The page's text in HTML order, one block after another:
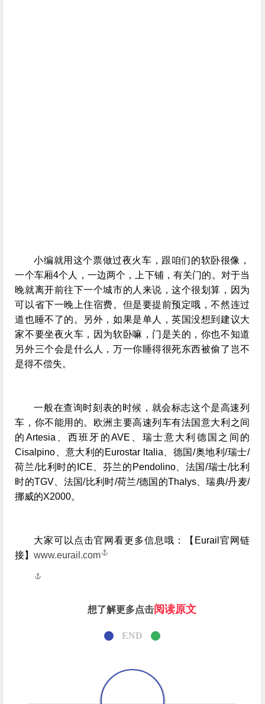
小编就用这个票做过夜火车，跟咱们的软卧很像，
一个车厢4个人，一边两个，上下铺，有关门的。对于当
晚就离开前往下一个城市的人来说，这个很划算，因为
可以省下一晚上住宿费。但是要提前预定哦，不然连过
道也睡不了的。另外，如果是单人，英国没想到建议大
家不要坐夜火车，因为软卧嘛，门是关的，你也不知道
另外三个会是什么人，万一你睡得很死东西被偷了岂不
是得不偿失。
一般在查询时刻表的时候，就会标志这个是高速列
车，你不能用的。欧洲主要高速列车有法国意大利之间
的Artesia、西班牙的AVE、瑞士意大利德国之间的
Cisalpino、意大利的Eurostar ltalia、德国/奥地利/瑞士/
荷兰/比利时的ICE、芬兰的Pendolino、法国/瑞士/比利
时的TGV、法国/比利时/荷兰/德国的Thalys、瑞典/丹麦/
挪威的X2000。
大家可以点击官网看更多信息哦：【Eurail官网链
接】www.eurail.com
想了解更多点击阅读原文
END